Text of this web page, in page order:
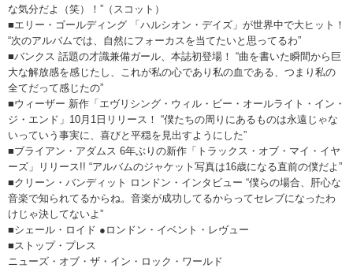
な気分だよ（笑）！”（スコット）
■エリー・ゴールディング 「ハルシオン・デイズ」が世界中で大ヒット！
“次のアルバムでは、自然にフォーカスを当てたいと思ってるわ”
■バンクス 話題の才識兼備ガール、本誌初登場！ “曲を書いた瞬間から巨
大な解放感を感じたし、これが私の心であり私の血である、つまり私の
全てだって感じたの”
■ウィーザー 新作「エヴリシング・ウィル・ビー・オールライト・イン・
ジ・エンド」10月1日リリース！ “僕たちの周りにあるものは永遠じゃな
いっていう事実に、喜びと平穏を見出すようにした”
■ブライアン・アダムス 6年ぶりの新作「トラックス・オブ・マイ・イヤ
ーズ」リリース!! “アルバムのジャケット写真は16歳になる直前の僕だよ”
■クリーン・バンディット ロンドン・インタビュー “僕らの場合、肝心な
音楽で知られてるからね。音楽が成功してるからってセレブになったわ
けじゃ決してないよ”
■シェール・ロイド ●ロンドン・イベント・レヴュー
■ストップ・プレス
ニューズ・オブ・ザ・イン・ロック・ワールド